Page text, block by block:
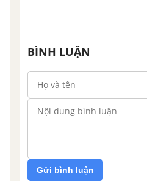
BÌNH LUẬN
Gửi bình luận